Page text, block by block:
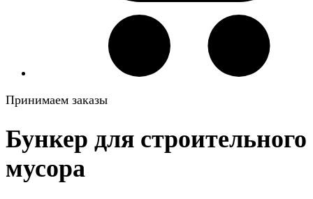
Принимаем заказы
Бункер для строительного
мусора